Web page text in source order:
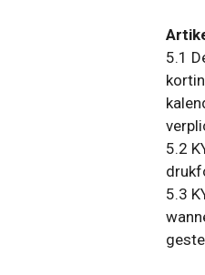
5.1
5.2
5.3